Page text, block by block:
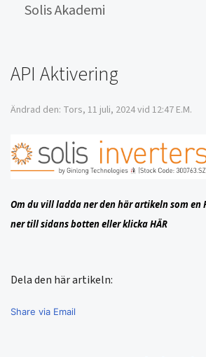
Solis Akademi
API Aktivering
Ändrad den: Tors, 11 juli, 2024 vid 12:47 E.M.
Om du vill ladda ner den här artikeln som en
ner till sidans botten eller klickaHÄR
Dela den här artikeln:
Share via Email